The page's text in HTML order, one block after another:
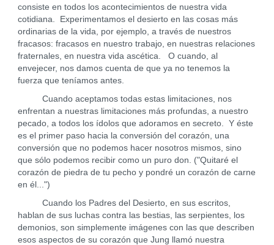
consiste en todos los acontecimientos de nuestra vida
cotidiana. Experimentamos el desierto en las cosas más
ordinarias de la vida, por ejemplo, a través de nuestros
fracasos: fracasos en nuestro trabajo, en nuestras relaciones
fraternales, en nuestra vida ascética. O cuando, al
envejecer, nos damos cuenta de que ya no tenemos la
fuerza que teníamos antes.
Cuando aceptamos todas estas limitaciones, nos
enfrentan a nuestras limitaciones más profundas, a nuestro
pecado, a todos los ídolos que adoramos en secreto. Y éste
es el primer paso hacia la conversión del corazón, una
conversión que no podemos hacer nosotros mismos, sino
que sólo podemos recibir como un puro don. ("Quitaré el
corazón de piedra de tu pecho y pondré un corazón de carne
en él...")
Cuando los Padres del Desierto, en sus escritos,
hablan de sus luchas contra las bestias, las serpientes, los
demonios, son simplemente imágenes con las que describen
esos aspectos de su corazón que Jung llamó nuestra